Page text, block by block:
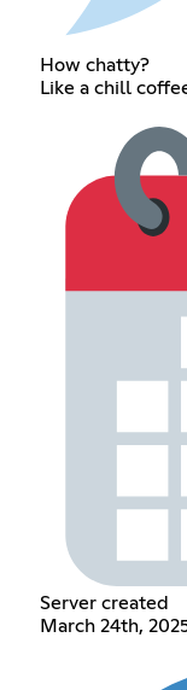
How chatty?
Like a chill
Server created
March 24th,